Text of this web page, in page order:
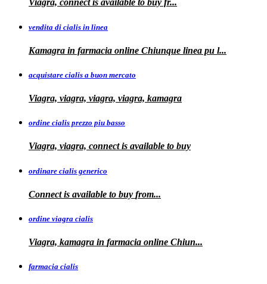
Viagra, connect is available to buy fr...
vendita di cialis in linea
Kamagra in farmacia online Chiunque linea pu l...
acquistare cialis a buon mercato
Viagra, viagra, viagra, viagra, kamagra
ordine cialis prezzo piu basso
Viagra, viagra, connect is available to buy
ordinare cialis generico
Connect is available to buy from...
ordine viagra cialis
Viagra, kamagra in farmacia online Chiun...
farmacia cialis